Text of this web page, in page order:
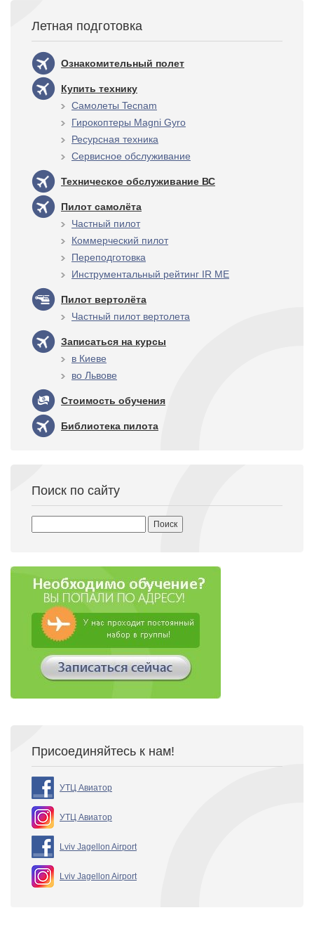
Летная подготовка
Ознакомительный полет
Купить технику
Самолеты Tecnam
Гирокоптеры Magni Gyro
Ресурсная техника
Сервисное обслуживание
Техническое обслуживание ВС
Пилот самолёта
Частный пилот
Коммерческий пилот
Переподготовка
Инструментальный рейтинг IR ME
Пилот вертолёта
Частный пилот вертолета
Записаться на курсы
в Киеве
во Львове
Стоимость обучения
Библиотека пилота
Поиск по сайту
Присоединяйтесь к нам!
УТЦ Авиатор
УТЦ Авиатор
Lviv Jagellon Airport
Lviv Jagellon Airport